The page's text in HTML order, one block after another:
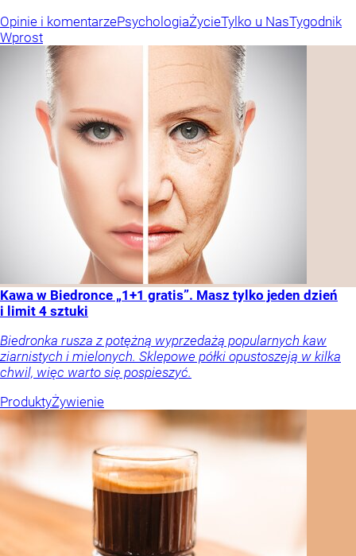
Opinie i komentarzePsychologiaŻycieTylko u NasTygodnik
Wprost
Kawa w Biedronce „1+1 gratis”. Masz tylko jeden dzień
i limit 4 sztuki
Biedronka rusza z potężną wyprzedażą popularnych kaw
ziarnistych i mielonych. Sklepowe półki opustoszeją w kilka
chwil, więc warto się pospieszyć.
ProduktyŻywienie